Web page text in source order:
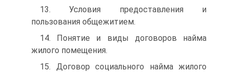
13. Условия предоставления и
пользования общежитием.
14. Понятие и виды договоров найма
жилого помещения.
15. Договор социального найма жилого